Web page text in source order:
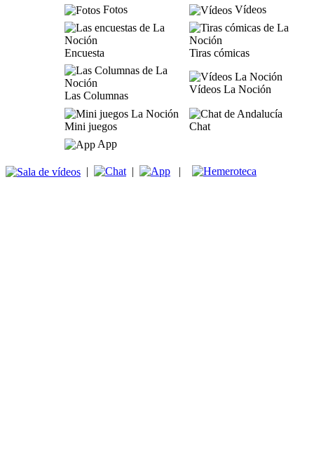
Fotos
Vídeos
Encuesta Tiras cómicas
Las Columnas
Vídeos La Noción
Mini juegos
Chat
App
| | |